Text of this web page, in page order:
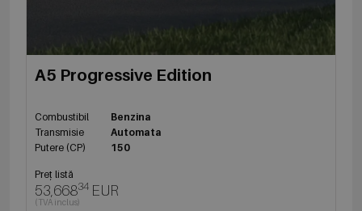
A5 Progressive Edition
Combustibil
Benzina
Transmisie
Automata
Putere (CP)
150
Preț listă
53,66834 EUR
(TVA inclus)